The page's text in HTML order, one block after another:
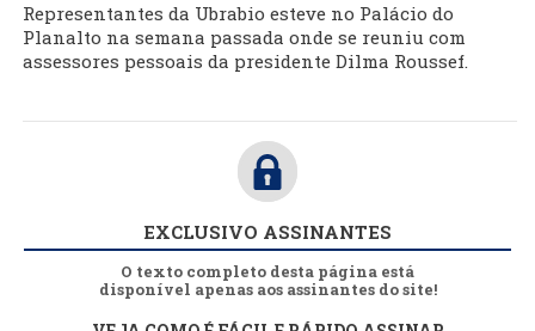
Representantes da Ubrabio esteve no Palácio do
Planalto na semana passada onde se reuniu com
assessores pessoais da presidente Dilma Roussef.
EXCLUSIVO ASSINANTES
O texto completo desta página está
disponível apenas aos assinantes do site!